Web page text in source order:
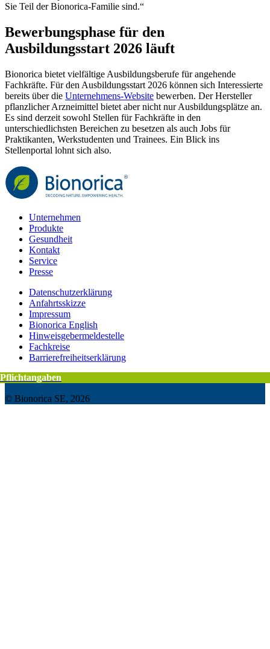
Sie Teil der Bionorica-Familie sind.“
Bewerbungsphase für den
Ausbildungsstart 2026 läuft
Bionorica bietet vielfältige Ausbildungsberufe für angehende
Fachkräfte. Für den Ausbildungsstart 2026 können sich Interessierte
bereits über die Unternehmens-Website bewerben. Der Hersteller
pflanzlicher Arzneimittel bietet aber nicht nur Ausbildungsplätze an.
Es sind derzeit sowohl Stellen für Fachkräfte in den
unterschiedlichsten Bereichen zu besetzen als auch Jobs für
Praktikanten, Werkstudenten und Trainees. Ein Blick ins
Stellenportal lohnt sich also.
Unternehmen
Produkte
Gesundheit
Kontakt
Service
Presse
Datenschutzerklärung
Anfahrtsskizze
Impressum
Bionorica English
Hinweisgebermeldestelle
Fachkreise
Barrierefreiheitserklärung
Pflichtangaben
Pflichtangaben
© Bionorica SE, 2026